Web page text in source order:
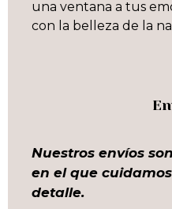
una ventana a tus
con la belleza de la
Nuestros envíos
en el que
detalle.